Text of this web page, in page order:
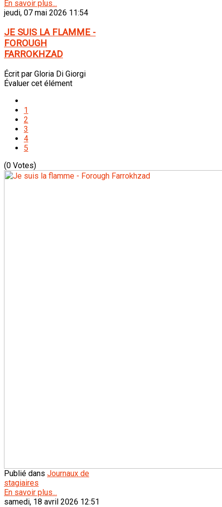
En savoir plus...
jeudi, 07 mai 2026 11:54
JE SUIS LA FLAMME -
FOROUGH
FARROKHZAD
Écrit par Gloria Di Giorgi
Évaluer cet élément
1
2
3
4
5
(0 Votes)
Publié dans Journaux de
stagiaires
En savoir plus...
samedi, 18 avril 2026 12:51